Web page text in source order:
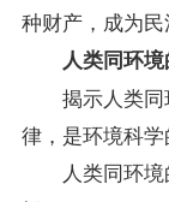
种财产，成为民
人类同环境
揭示人类同
律，是环境科学
人类同环境